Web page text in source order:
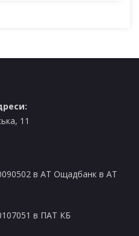
11
в AT Ощадбанк в АТ
в ПАТ КБ